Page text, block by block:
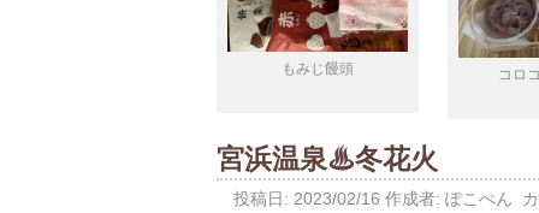
もみじ饅頭 コロ
宮浜温泉♨冬花火
投稿日: 2023/02/16 作成者: ぽこぺん